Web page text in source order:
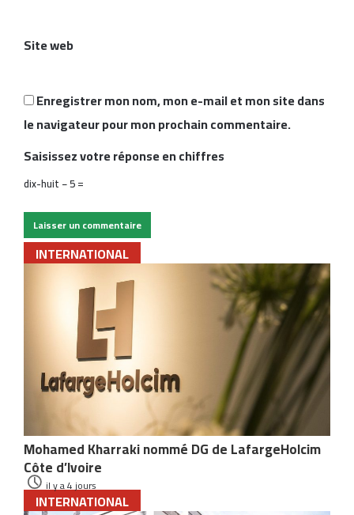
*
Site web
Enregistrer mon nom, mon e-mail et mon site dans
le navigateur pour mon prochain commentaire.
Saisissez votre réponse en chiffres
dix-huit − 5 =
INTERNATIONAL
Mohamed Kharraki nommé DG de LafargeHolcim
Côte d’Ivoire
il y a 4 jours
INTERNATIONAL